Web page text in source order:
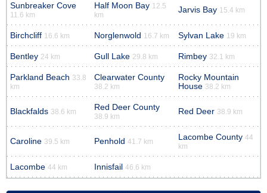
Sunbreaker Cove
11.6 km
Half Moon Bay 12.5
km
Jarvis Bay 15.4 km
Birchcliff 16.6 km Norglenwold 16.7 km Sylvan Lake 19 km
Bentley 24 km Gull Lake 29.8 km Rimbey 32.1 km
Parkland Beach 33.8
km
Clearwater County
38.2 km
Rocky Mountain
House 38.2 km
Blackfalds 38.6 km Red Deer County
38.9 km
Red Deer 38.9 km
Caroline 39.5 km Penhold 41.7 km Lacombe County 44
km
Lacombe 44 km Innisfail 46.6 km